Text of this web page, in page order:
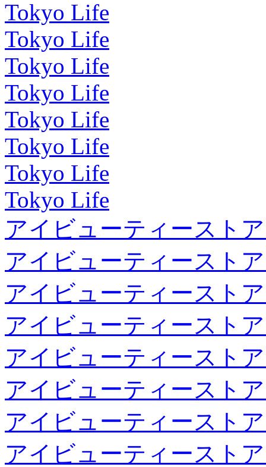
Tokyo Life
Tokyo Life
Tokyo Life
Tokyo Life
Tokyo Life
Tokyo Life
Tokyo Life
Tokyo Life
アイビューティースト
アイビューティースト
アイビューティースト
アイビューティースト
アイビューティースト
アイビューティースト
アイビューティースト
アイビューティースト